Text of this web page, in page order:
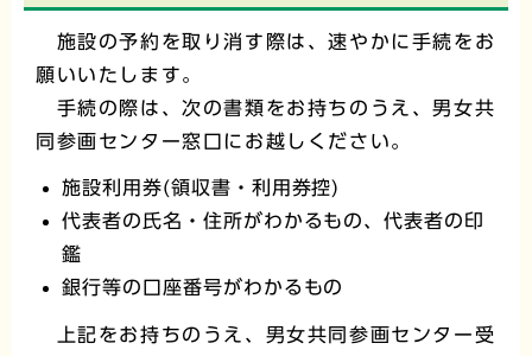
施設の予約を取り消す際は、速やかに手続をお
願いいたします。
手続の際は、次の書類をお持ちのうえ、男女共
同参画センター窓口にお越しください。
施設利用券(領収書・利用券控)
代表者の氏名・住所がわかるもの、代表者の印
鑑
銀行等の口座番号がわかるもの
上記をお持ちのうえ、男女共同参画センター受